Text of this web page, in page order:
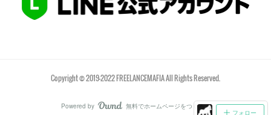
フォロー
Copyright © 2019-2022 FREELANCEMAFIA All Rights Reserved.
Powered by AmebaOwnd
無料でホームページをつくろう